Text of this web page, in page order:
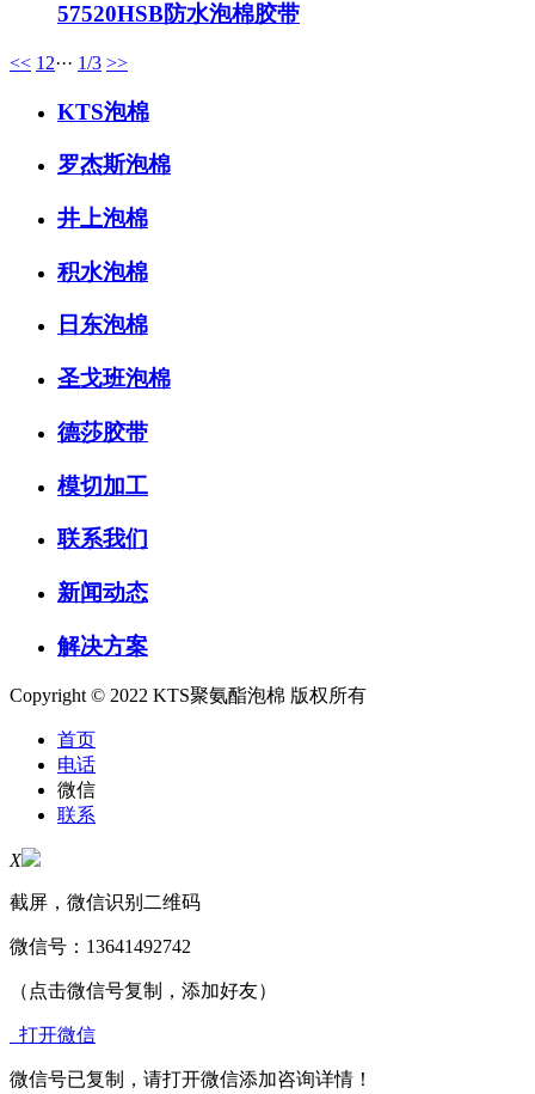
57520HSB防水泡棉胶带
<< 1 2··· 1/3 >>
KTS泡棉
罗杰斯泡棉
井上泡棉
积水泡棉
日东泡棉
圣戈班泡棉
德莎胶带
模切加工
联系我们
新闻动态
解决方案
Copyright © 2022 KTS聚氨酯泡棉 版权所有
首页
电话
微信
联系
X
截屏，微信识别二维码
微信号： 13641492742
（点击微信号复制，添加好友）
打开微信
微信号已复制，请打开微信添加咨询详情！